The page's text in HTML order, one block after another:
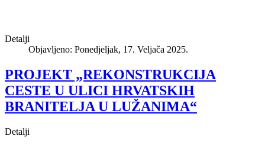
Detalji
Objavljeno: Ponedjeljak, 17. Veljača 2025.
PROJEKT „REKONSTRUKCIJA
CESTE U ULICI HRVATSKIH
BRANITELJA U LUŽANIMA“
Detalji